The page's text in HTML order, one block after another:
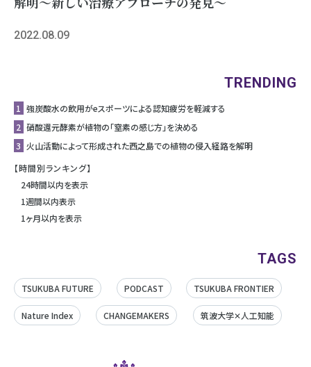
2022.08.09
TRENDING
1 強炭酸水の飲用がeスポーツによる認知疲労を軽減する
2 硝酸還元酵素が植物の「窒素の感じ方」を決める
3 ⽕⼭活動によって形成された⻄之島での植物の侵⼊経路を解明
【時間別ランキング】
24時間以内を表示
1週間以内表示
1ヶ月以内を表示
TAGS
TSUKUBA FUTURE PODCAST TSUKUBA FRONTIER
Nature Index CHANGEMAKERS 筑波大学✕人工知能